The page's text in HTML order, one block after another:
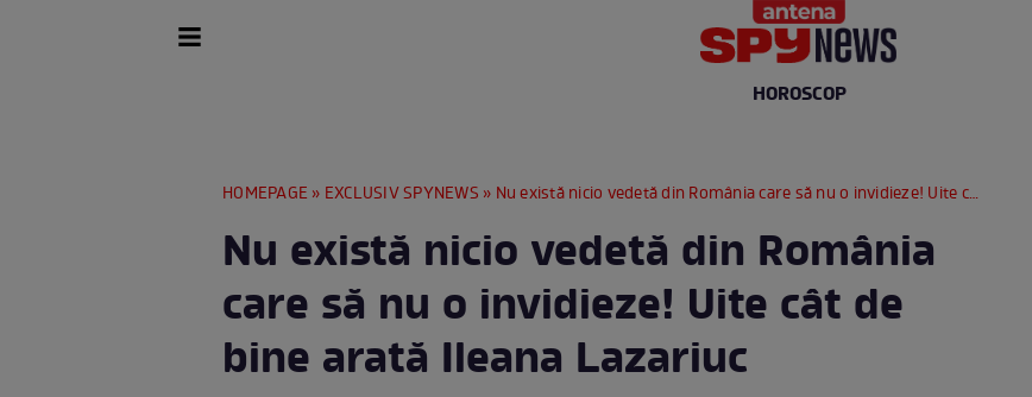
HOROSCOP
HOMEPAGE » EXCLUSIV SPYNEWS » Nu există nicio vedetă din România care să nu o invidieze! Uite cât de bine arată Ileana Lazariuc
Nu există nicio vedetă din România
care să nu o invidieze! Uite cât de
bine arată Ileana Lazariuc